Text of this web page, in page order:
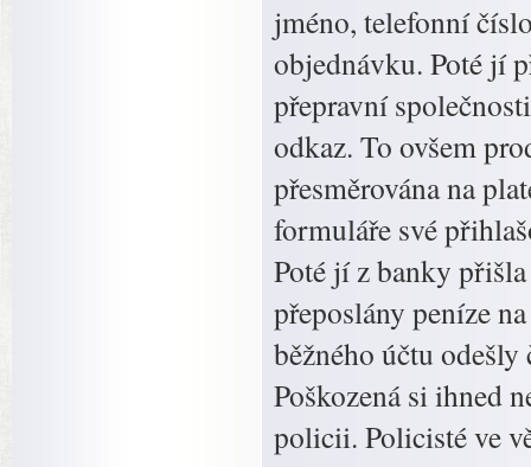
jméno, telefonní
objednávku. Poté jí
přepravní
odkaz. To ovšem
přesměrována na
formuláře své
Poté jí z banky
přeposlány peníze
běžného účtu
Poškozená si ihned
policii. Policisté ve